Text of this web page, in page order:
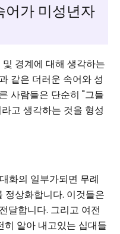
어가 미성년자
경계에 대해 생각하는
같은 더러운 속어와 성
사람들은 단순히 "그들
고 생각하는 것을 형성
화의 일부가되면 무례
정상화합니다. 이것들은
달합니다. 그리고 여전
히 알아 내고있는 십대들